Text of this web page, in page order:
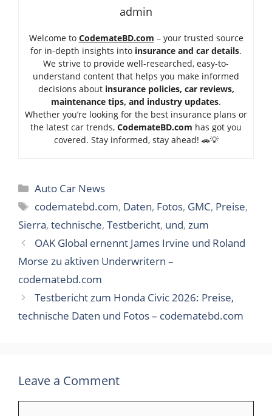
admin
Welcome to CodemateBD.com – your trusted source
for in-depth insights into insurance and car details.
We strive to provide well-researched, easy-to-
understand content that helps you make informed
decisions about insurance policies, car reviews,
maintenance tips, and industry updates.
Whether you’re looking for the best insurance plans or
the latest car trends, CodemateBD.com has got you
covered. Stay informed, stay ahead! 🚗💡
Categories
Auto Car News
Tags
codematebd.com, Daten, Fotos, GMC, Preise,
Sierra, technische, Testbericht, und, zum
OAK Global ernennt James Irvine und Roland
Morse zu aktiven Underwritern –
codematebd.com
Testbericht zum Honda Civic 2026: Preise,
technische Daten und Fotos – codematebd.com
Leave a Comment